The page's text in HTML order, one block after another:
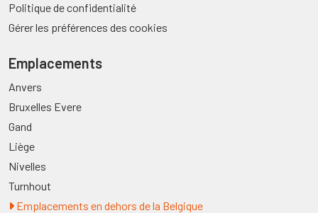
Politique de confidentialité
Gérer les préférences des cookies
Emplacements
Anvers
Bruxelles Evere
Gand
Liège
Nivelles
Turnhout
Emplacements en dehors de la Belgique